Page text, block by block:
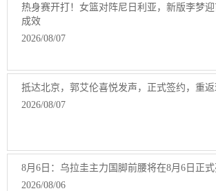
热身赛开打！女篮对阵尼日利亚，新版李梦
成效
2026/08/07
抵达北京，郭艾伦喜悦发声，正式签约，重
2026/08/07
8月6日：乌拉圭主力国脚前腰将在8月6日正
2026/08/06